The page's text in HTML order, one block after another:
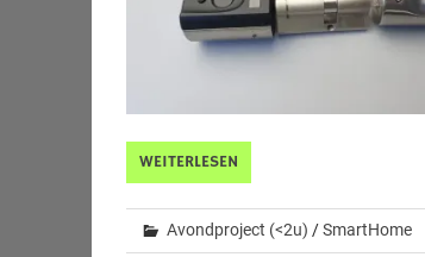
WEITERLESEN
Avondproject (<2u) /SmartHome